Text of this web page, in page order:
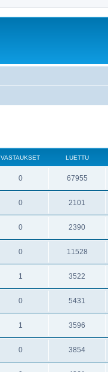
VASTAUKSET LUETTU
0 67955
0 2101
0 2390
0 11528
1 3522
0 5431
1 3596
0 3854